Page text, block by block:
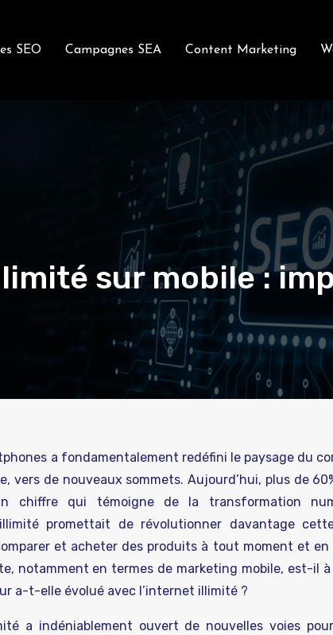
SEO Campagnes SEA Content Marketing
sur mobile :
a fondamentalement redéfini le paysage du
vers de nouveaux sommets. Aujourd’hui, plus de
chiffre qui témoigne de la transformation
illimité promettait de révolutionner davantage
et acheter des produits à tout moment et
notamment en termes de marketing mobile, est-il
a-t-elle évolué avec l’internet illimité ?
a indéniablement ouvert de nouvelles voies